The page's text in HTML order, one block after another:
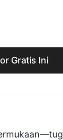
Gratis Ini